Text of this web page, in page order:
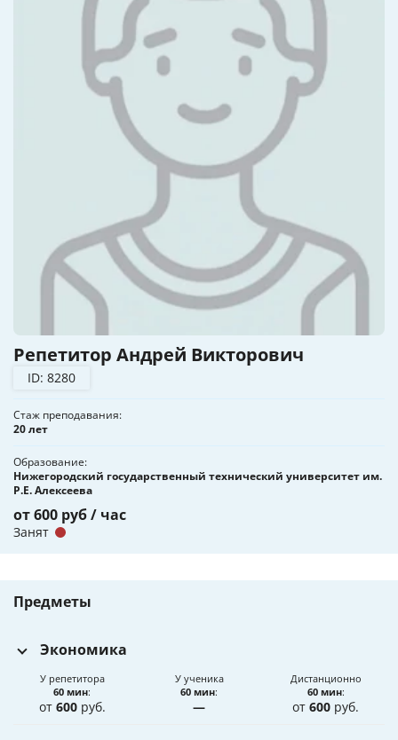
Репетитор Андрей Викторович
ID: 8280
Стаж преподавания
20 лет
Образование
Нижегородский государственный технический университет им.
Р.Е. Алексеева
от 600 руб / час
Занят
Предметы
Экономика
У репетитора
60 мин:
от 600руб.
У ученика
60 мин:
—
Дистанционно
60 мин:
от600 руб.